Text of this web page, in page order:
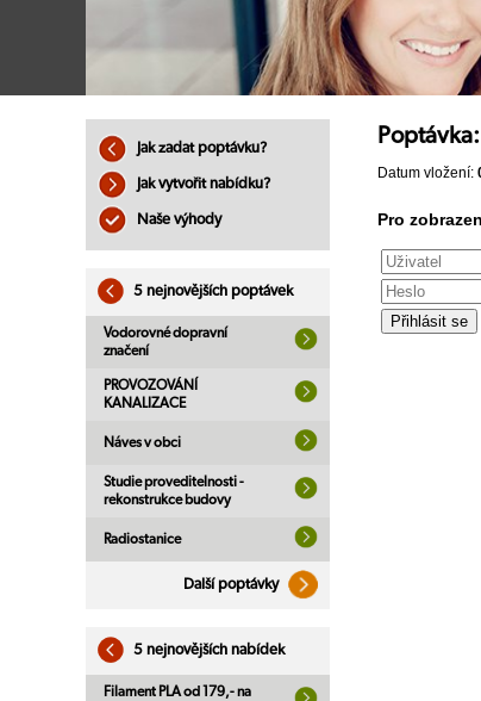
Jak zadat poptávku?
Jak vytvořit nabídku?
Naše výhody
5 nejnovějších poptávek
Vodorovné dopravní
značení
PROVOZOVÁNÍ
KANALIZACE
Náves v obci
Studie proveditelnosti -
rekonstrukce budovy
Radiostanice
Další poptávky
5 nejnovějších nabídek
Filament PLA od 179,- na
Datum vložení:
Pro